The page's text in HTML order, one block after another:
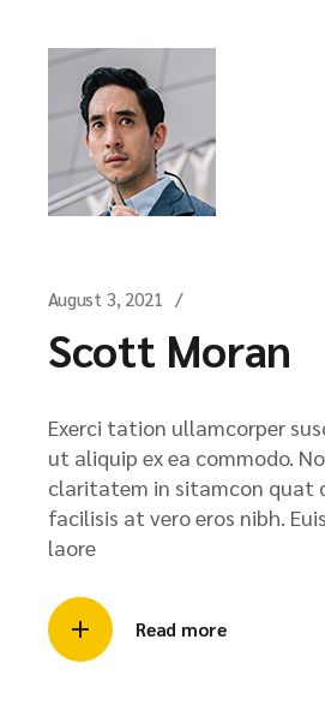
August 3, 2021
Scott Moran
Exerci tation ullamcorper
ut aliquip ex ea commodo.
claritatem in sitamcon quat
facilisis at vero eros nibh.
laore
Read more